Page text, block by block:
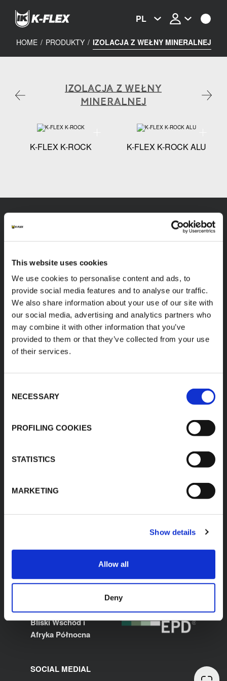
This website uses cookies
We use cookies to personalise content and ads, to
provide social media features and to analyse our traffic.
We also share information about your use of our site with
our social media, advertising and analytics partners who
may combine it with other information that you’ve
provided to them or that they’ve collected from your use
of their services.
Selection
NECESSARY
PROFILING COOKIES
STATISTICS
MARKETING
Show details
Allow all
Deny
content
PL
HOME / PRODUKTY / IZOLACJA Z WEŁNY MINERALNEJ
IZOLACJA Z WEŁNY
MINERALNEJ
K-FLEX K-ROCK
Specyfikacja techniczna - K-FLEX K-ROCK
K-FLEX K-ROCK ALU
Produkty
Zastosowania
Pliki do pobrania
Cennik K-FLEX
Znajdź produkt
Projekty
ze środków EU
Satysfakcja klienta
Polityka ZSZ
o.o.
Wielenin Kolonia 50b
99-210 Uniejów
T: +48 63 288 02 00
E:
kontakt@kflex.com
STRONY LOKALNE
Polska
Hiszpania
Stany Zjednoczone
Indie
Bliski Wschód i
Afryka Północna
SOCIAL MEDIAL